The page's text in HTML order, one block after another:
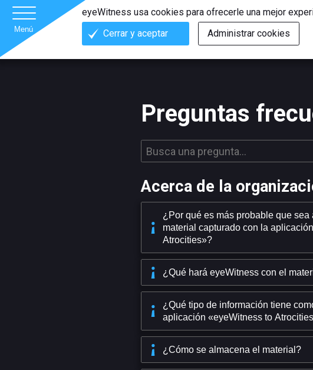
Menú
eyeWitness usa cookies para ofrecerle una mejor
Cerrar y aceptar
Administrar cookies
Preguntas
Acerca de la
¿Por qué es más probable que sea
material capturado con la
Atrocities»?
¿Qué hará eyeWitness con el
¿Qué tipo de información tiene
aplicación «eyeWitness to
¿Cómo se almacena el material?